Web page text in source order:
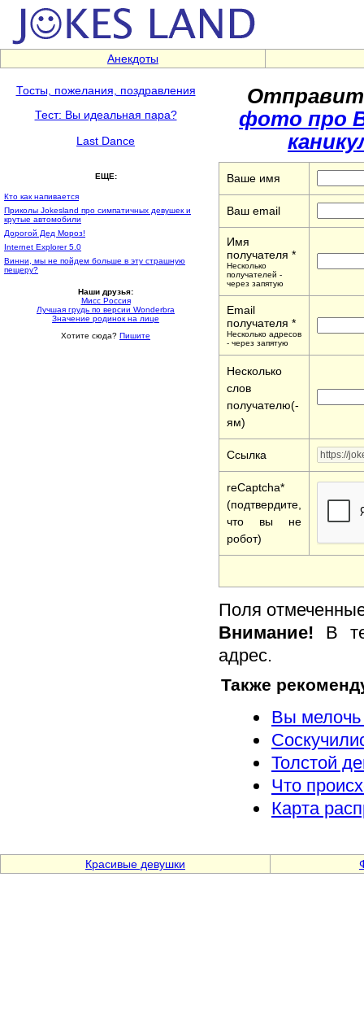
Анекдоты
Тосты, пожелания, поздравления
Тест: Вы идеальная пара?
Last Dance
ЕЩЕ:
Кто как напивается
Приколы Jokesland про симпатичных девушек и
крутые автомобили
Дорогой Дед Мороз!
Internet Explorer 5.0
Винни, мы не пойдем больше в эту страшную
пещеру?
Наши друзья:
Мисс Россия
Лучшая грудь по версии Wonderbra
Значение родинок на лице
Хотите сюда? Пишите
фото про
Ваше имя
Ваш email
Имя
получателя *
Несколько
получателей -
через запятую
Email
получателя *
Несколько адресов
- через запятую
Несколько
слов
получателю(-
ям)
Ссылка
reCaptcha*
(подтвердите,
что вы не
робот)
Поля
Внимание! В
адрес.
Также
Вы мелочь
Толстой
Что
Карта
Красивые девушки